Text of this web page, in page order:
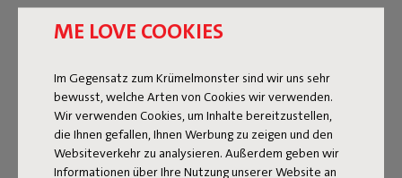
ME LOVE COOKIES
Im Gegensatz zum Krümelmonster sind wir uns sehr
bewusst, welche Arten von Cookies wir verwenden.
Wir verwenden Cookies, um Inhalte bereitzustellen,
die Ihnen gefallen, Ihnen Werbung zu zeigen und den
Websiteverkehr zu analysieren. Außerdem geben wir
Informationen über Ihre Nutzung unserer Website an
Nächste Seite
Alles anzeigen